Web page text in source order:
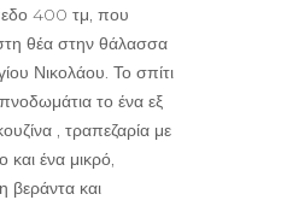
400 τμ, που
θέα στην θάλασσα
Νικολάου. Το σπίτι
το ένα εξ
, τραπεζαρία με
και ένα μικρό,
βεράντα και